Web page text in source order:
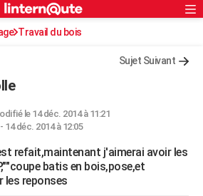
S'inscrire
Connexion
Travail du bois
Sujet Suivant
le 14 déc. 2014 à 11:21
- 14 déc. 2014 à 12:05
refait,maintenant j'aimerai avoir les
batis en bois,pose,et
les reponses